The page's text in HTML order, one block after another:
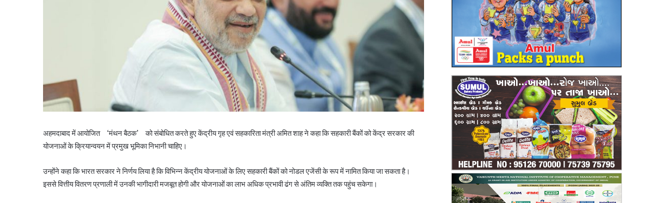
अहमदाबाद में आयोजित ‘मंथन बैठक’ को संबोधित करते हुए केंद्रीय गृह एवं सहकारिता मंत्री अमित शाह ने कहा कि सहकारी बैंकों को केंद्र सरकार की
योजनाओं के क्रियान्वयन में प्रमुख भूमिका निभानी चाहिए।
उन्होंने कहा कि भारत सरकार ने निर्णय लिया है कि विभिन्न केंद्रीय योजनाओं के लिए सहकारी बैंकों को नोडल एजेंसी के रूप में नामित किया जा सकता है।
इससे वित्तीय वितरण प्रणाली में उनकी भागीदारी मजबूत होगी और योजनाओं का लाभ अधिक प्रभावी ढंग से अंतिम व्यक्ति तक पहुंच सकेगा।